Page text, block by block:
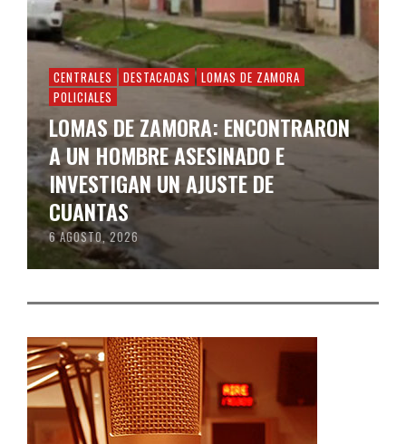
CENTRALES DESTACADAS
LOMAS DE ZAMORA
POLICIALES
LOMAS DE ZAMORA: ENCONTRARON
A UN HOMBRE ASESINADO E
INVESTIGAN UN AJUSTE DE
CUANTAS
6 AGOSTO, 2026